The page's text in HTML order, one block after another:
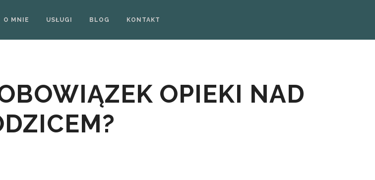
O MNIE USŁUGI BLOG KONTAKT
OPIEKI NAD